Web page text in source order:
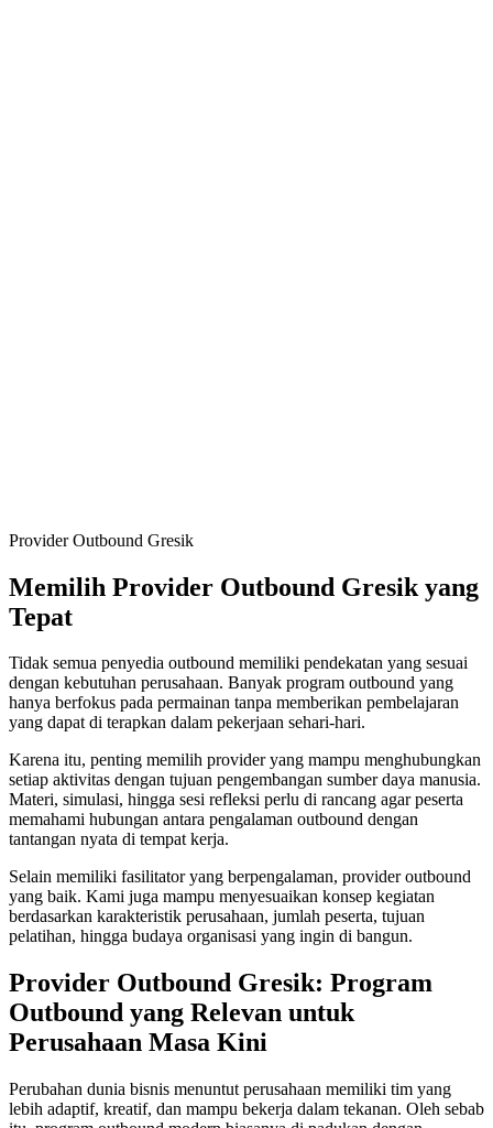
Provider Outbound Gresik
Memilih Provider Outbound Gresik yang
Tepat
Tidak semua penyedia outbound memiliki pendekatan yang sesuai
dengan kebutuhan perusahaan. Banyak program outbound yang
hanya berfokus pada permainan tanpa memberikan pembelajaran
yang dapat di terapkan dalam pekerjaan sehari-hari.
Karena itu, penting memilih provider yang mampu menghubungkan
setiap aktivitas dengan tujuan pengembangan sumber daya manusia.
Materi, simulasi, hingga sesi refleksi perlu di rancang agar peserta
memahami hubungan antara pengalaman outbound dengan
tantangan nyata di tempat kerja.
Selain memiliki fasilitator yang berpengalaman, provider outbound
yang baik. Kami juga mampu menyesuaikan konsep kegiatan
berdasarkan karakteristik perusahaan, jumlah peserta, tujuan
pelatihan, hingga budaya organisasi yang ingin di bangun.
Provider Outbound Gresik: Program
Outbound yang Relevan untuk
Perusahaan Masa Kini
Perubahan dunia bisnis menuntut perusahaan memiliki tim yang
lebih adaptif, kreatif, dan mampu bekerja dalam tekanan. Oleh sebab